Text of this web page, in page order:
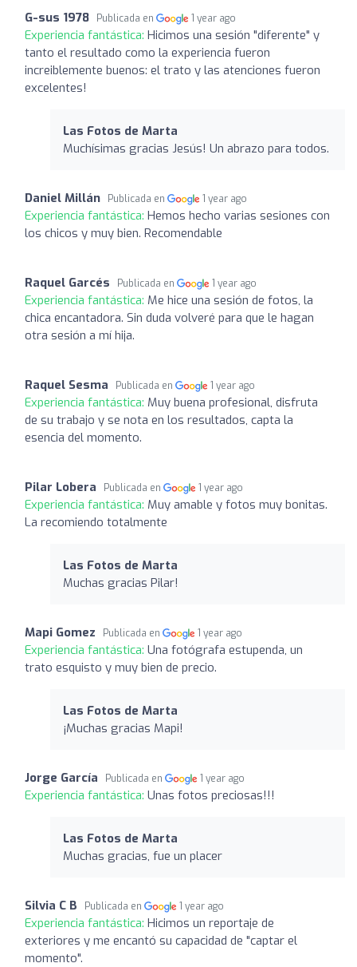
G-sus 1978 Publicada en 1 year ago
Experiencia fantástica: Hicimos una sesión "diferente" y
tanto el resultado como la experiencia fueron
increiblemente buenos: el trato y las atenciones fueron
excelentes!
Las Fotos de Marta
Muchísimas gracias Jesús! Un abrazo para todos.
Daniel Millán Publicada en 1 year ago
Experiencia fantástica: Hemos hecho varias sesiones con
los chicos y muy bien. Recomendable
Raquel Garcés Publicada en 1 year ago
Experiencia fantástica: Me hice una sesión de fotos, la
chica encantadora. Sin duda volveré para que le hagan
otra sesión a mí hija.
Raquel Sesma Publicada en 1 year ago
Experiencia fantástica: Muy buena profesional, disfruta
de su trabajo y se nota en los resultados, capta la
esencia del momento.
Pilar Lobera Publicada en 1 year ago
Experiencia fantástica: Muy amable y fotos muy bonitas.
La recomiendo totalmente
Las Fotos de Marta
Muchas gracias Pilar!
Mapi Gomez Publicada en 1 year ago
Experiencia fantástica: Una fotógrafa estupenda, un
trato esquisto y muy bien de precio.
Las Fotos de Marta
¡Muchas gracias Mapi!
Jorge García Publicada en 1 year ago
Experiencia fantástica: Unas fotos preciosas!!!
Las Fotos de Marta
Muchas gracias, fue un placer
Silvia C B Publicada en 1 year ago
Experiencia fantástica: Hicimos un reportaje de
exteriores y me encantó su capacidad de "captar el
momento".